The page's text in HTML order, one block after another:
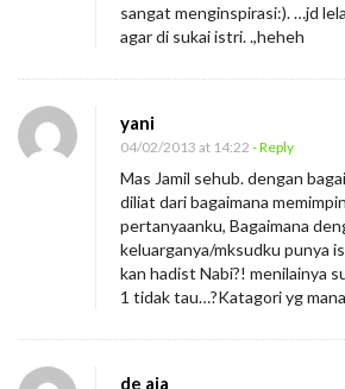
sangat menginspirasi:). …jd
agar di sukai istri. .,heheh
yani
04/02/2013 at 14:22 - Reply
Mas Jamil sehub. dengan
diliat dari bagaimana
pertanyaanku, Bagaimana
keluarganya/mksudku punya
kan hadist Nabi?! menilainya
1 tidak tau…?Katagori yg
de aja